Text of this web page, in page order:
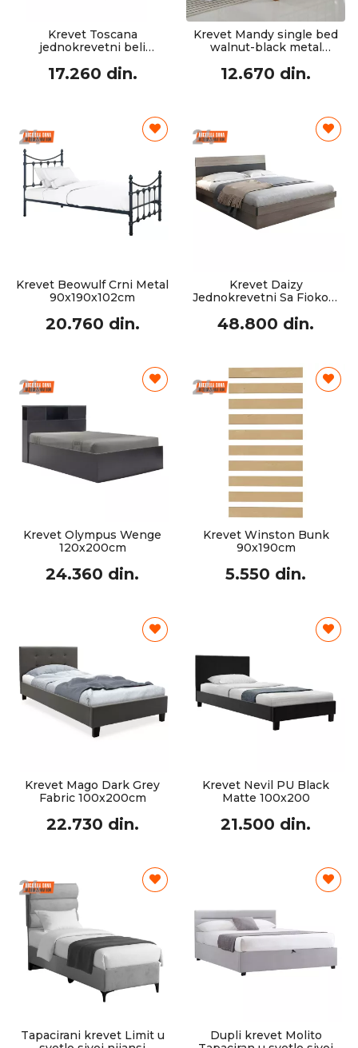
Krevet Toscana
jednokrevetni beli
17.260 din.
Krevet Mandy single bed
walnut-black metal
12.670 din.
Krevet Beowulf Crni Metal
90x190x102cm
20.760 din.
Krevet Daizy
Jednokrevetni Sa Fiokom
48.800 din.
Krevet Olympus Wenge
120x200cm
24.360 din.
Krevet Winston Bunk
90x190cm
5.550 din.
Krevet Mago Dark Grey
Fabric 100x200cm
22.730 din.
Krevet Nevil PU Black
Matte 100x200
21.500 din.
Tapacirani krevet Limit u
Dupli krevet Molito